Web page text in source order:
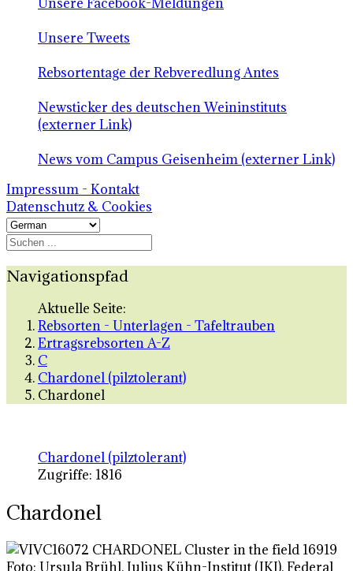
Unsere Tweets
Rebsortentage der Rebveredlung Antes
Newsticker des deutschen Weininstituts
(externer Link)
News vom Campus Geisenheim (externer Link)
Impressum - Kontakt
Datenschutz & Cookies
Navigationspfad
Aktuelle Seite:
Rebsorten - Unterlagen - Tafeltrauben
Ertragsrebsorten A-Z
C
Chardonel (pilztolerant)
Chardonel
Chardonel (pilztolerant)
Zugriffe: 1816
Chardonel
Foto: Ursula Brühl, Julius Kühn-Institut (JKI), Federal